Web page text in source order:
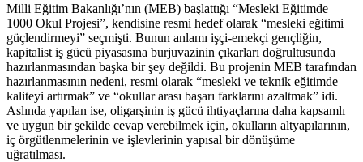
Milli Eğitim Bakanlığı’nın (MEB) başlattığı “Mesleki Eğitimde
1000 Okul Projesi”, kendisine resmi hedef olarak “mesleki eğitimi
güçlendirmeyi” seçmişti. Bunun anlamı işçi-emekçi gençliğin,
kapitalist iş gücü piyasasına burjuvazinin çıkarları doğrultusunda
hazırlanmasından başka bir şey değildi. Bu projenin MEB tarafından
hazırlanmasının nedeni, resmi olarak “mesleki ve teknik eğitimde
kaliteyi artırmak” ve “okullar arası başarı farklarını azaltmak” idi.
Aslında yapılan ise, oligarşinin iş gücü ihtiyaçlarına daha kapsamlı
ve uygun bir şekilde cevap verebilmek için, okulların altyapılarının,
iç örgütlenmelerinin ve işlevlerinin yapısal bir dönüşüme
uğratılması.